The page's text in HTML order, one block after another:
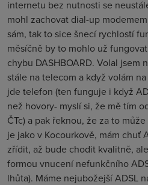
internetu bez nutnosti se
mohl zachovat dial-up
sám, tak to sice šnecí rychlostí
měsíčně by to mohlo už
chybu DASHBOARD. Volal jsem
stále na telecom a když volám
jde telefon (ten funguje i když
než hovory- myslí si, že mě tím
ČTc) a pak řeknou, že za to
je jako v Kocourkově, mám chuť
zřídit, až bude chodit kvalitně,
formou vnucení nefunkčního
lhůta). Máme nejubožejší ADSL